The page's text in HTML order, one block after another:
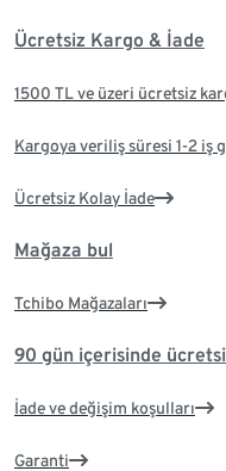
Ücretsiz Kargo & İade
1500 TL ve üzeri ücretsiz
Kargoya veriliş süresi 1-2 iş
Ücretsiz Kolay İade
Mağaza bul
Tchibo Mağazaları
90 gün içerisinde
İade ve değişim koşulları
Garanti